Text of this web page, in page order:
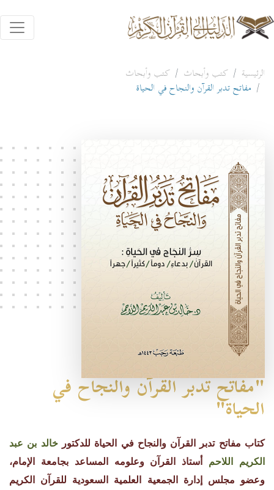
الرئيسية كتب وأبحاث
كتب وأبحاث
مفاتح تدبر القرآن والنجاح في الحياة
"مفاتح تدبر القرآن والنجاح في
الحياة"
كتاب مفاتح تدبر القرآن والنجاح في الحياة للدكتور
خالد بن عبد
الكريم اللاحم أستاذ القرآن وعلومه المساعد بجامعة الإمام،
وعضو مجلس إدارة الجمعية العلمية السعودية للقرآن الكريم